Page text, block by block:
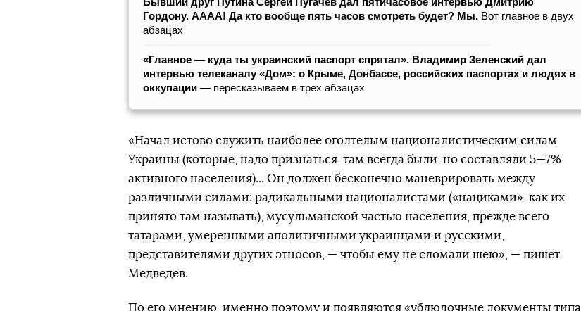
Гордону. АААА! Да кто вообще пять часов смотреть будет? Мы. Вот главное в двух
абзацах
«Главное — куда ты украинский паспорт спрятал». Владимир Зеленский дал
интервью телеканалу «Дом»: о Крыме, Донбассе, российских паспортах и людях в
оккупации — пересказываем в трех абзацах
«Начал истово служить наиболее оголтелым националистическим силам
Украины (которые, надо признаться, там всегда были, но составляли 5—7%
активного населения)... Он должен бесконечно маневрировать между
различными силами: радикальными националистами («нациками», как их
принято там называть), мусульманской частью населения, прежде всего
татарами, умеренными аполитичными украинцами и русскими,
представителями других этносов, — чтобы ему не сломали шею», — пишет
Медведев.
По его мнению, именно поэтому и появляются «ублюдочные документы типа